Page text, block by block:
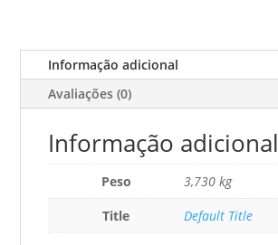
Informação adicional
Avaliações (0)
Informação adicional
Peso
3,730 kg
Title
Default Title